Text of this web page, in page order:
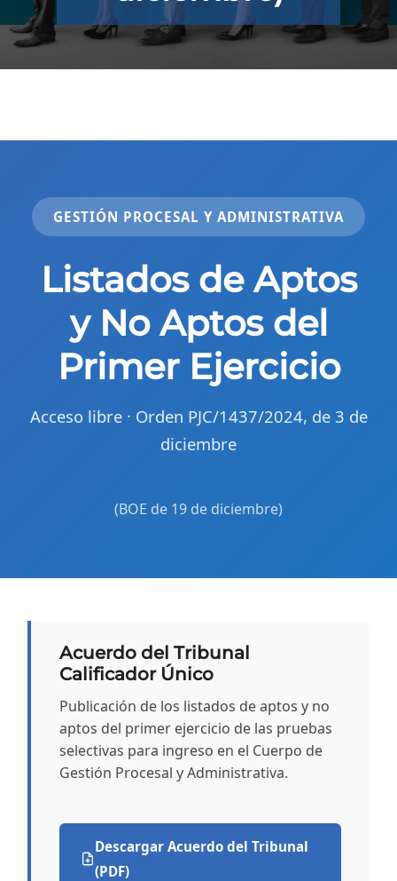
GESTIÓN PROCESAL Y ADMINISTRATIVA
Listados de Aptos
y No Aptos del
Primer Ejercicio
Acceso libre · Orden PJC/1437/2024, de 3 de
diciembre
(BOE de 19 de diciembre)
Acuerdo del Tribunal
Calificador Único
Publicación de los listados de aptos y no
aptos del primer ejercicio de las pruebas
selectivas para ingreso en el Cuerpo de
Gestión Procesal y Administrativa.
Descargar Acuerdo del Tribunal
(PDF)